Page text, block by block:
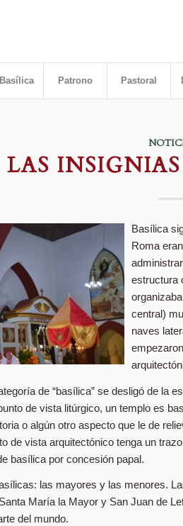
Patrono Pastoral
LAS
Basílica
Roma
estructura
central)
naves
de “basílica” se desligó de la
de vista litúrgico, un templo es
o algún otro aspecto que le de
de vista arquitectónico tenga un
basílica por concesión papal.
las mayores y las menores.
María la Mayor y San Juan de
del mundo.